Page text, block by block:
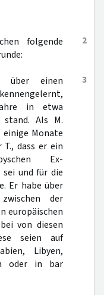
2
folgende
3
über einen
in etwa
Als M.
Monate
dass er ein
Ex-
sei und für die
Er habe über
der
europäischen
von diesen
seien auf
Libyen,
oder in bar